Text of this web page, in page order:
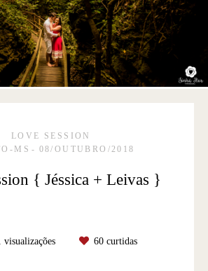
LOVE SESSION
MS
08/OUTUBRO/2018
{ Jéssica + Leivas }
visualizações 60curtidas